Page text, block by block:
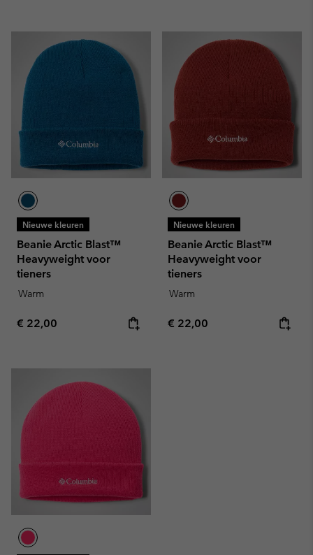
Nieuwe kleuren
Beanie Arctic Blast™
Heavyweight voor
tieners
Warm
Regular price:
€ 22,00
Nieuwe kleuren
Beanie Arctic Blast™
Heavyweight voor
tieners
Warm
Regular price:
€ 22,00